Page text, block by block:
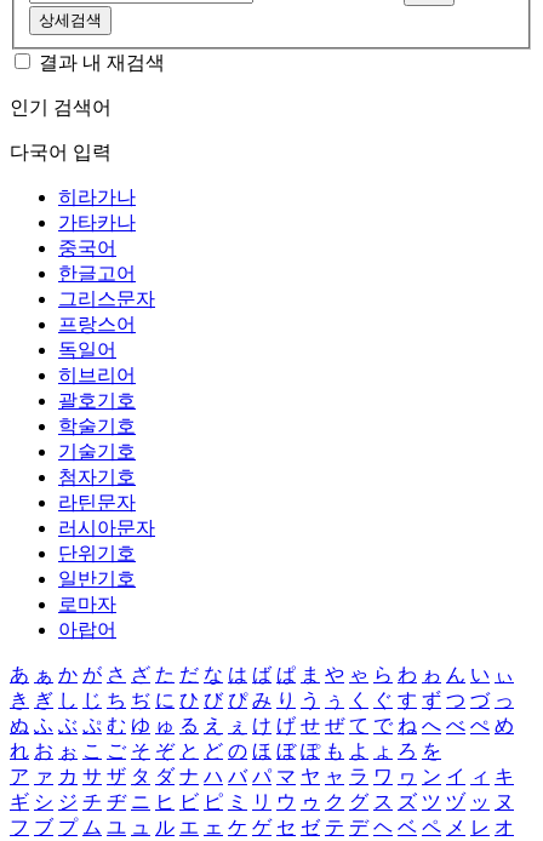
상세검색
결과 내 재검색
인기 검색어
다국어 입력
히라가나
가타카나
중국어
한글고어
그리스문자
프랑스어
독일어
히브리어
괄호기호
학술기호
기술기호
첨자기호
라틴문자
러시아문자
단위기호
일반기호
로마자
아랍어
あ ぁ か が さ ざ た だ な は ば ぱ ま や ゃ ら わ ゎ ん い ぃ
き ぎ し じ ち ぢ に ひ び ぴ み り う ぅ く ぐ す ず つ づ っ
ぬ ふ ぶ ぷ む ゆ ゅ る え ぇ け げ せ ぜ て で ね へ べ ぺ め
れ お ぉ こ ご そ ぞ と ど の ほ ぼ ぽ も よ ょ ろ を
ア ァ カ サ ザ タ ダ ナ ハ バ パ マ ヤ ャ ラ ワ ヮ ン イ ィ キ
ギ シ ジ チ ヂ ニ ヒ ビ ピ ミ リ ウ ゥ ク グ ス ズ ツ ヅ ッ ヌ
フ ブ プ ム ユ ュ ル エ ェ ケ ゲ セ ゼ テ デ ヘ ベ ペ メ レ オ